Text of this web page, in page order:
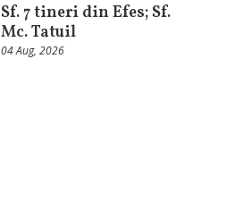
Sf. 7 tineri din Efes; Sf.
Mc. Tatuil
04 Aug, 2026